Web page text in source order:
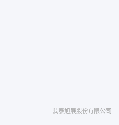
潤泰旭展股份有限公司